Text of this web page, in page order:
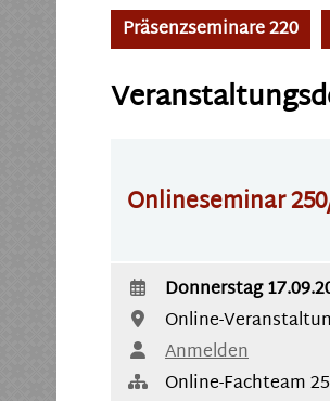
Präsenzseminare 220
Onlineseminar
Donnerstag
Online-
Anmelden
Online-Fachteam